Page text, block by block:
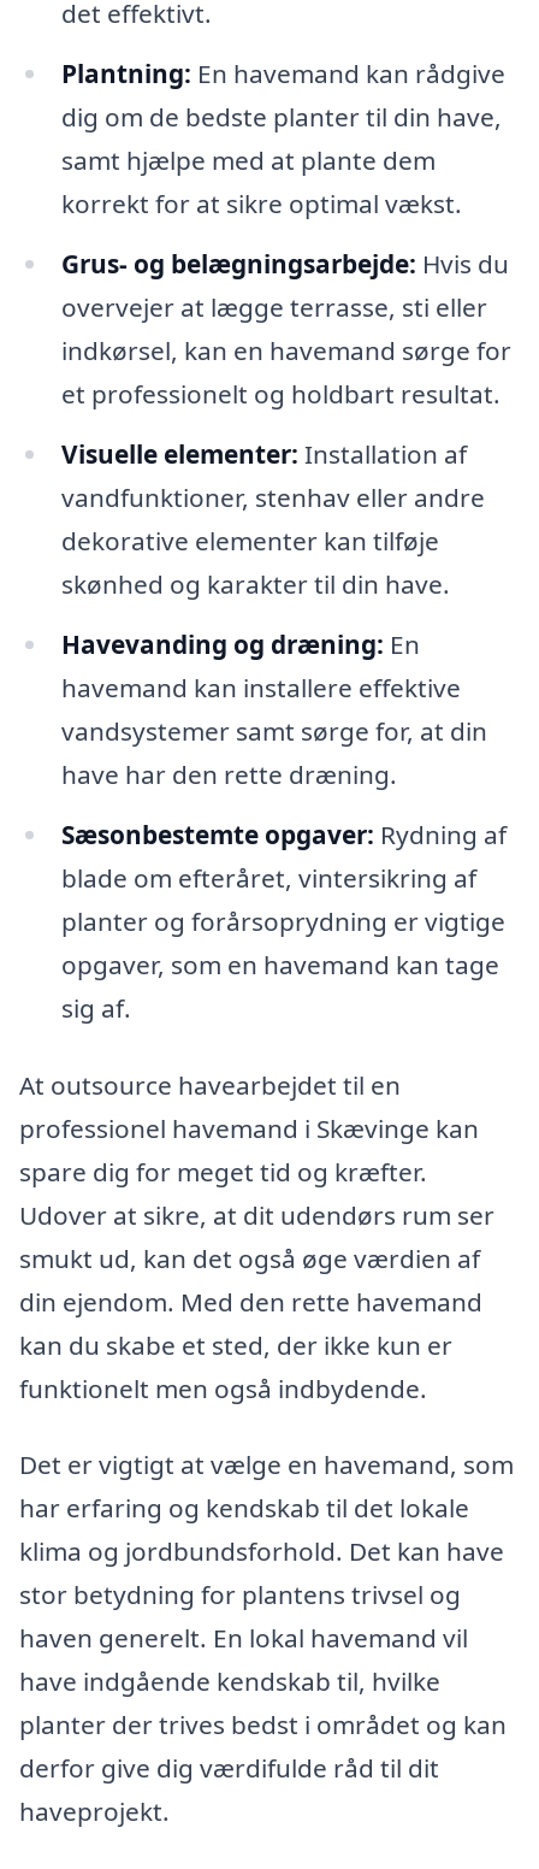
det effektivt.
Plantning: En havemand kan rådgive
dig om de bedste planter til din have,
samt hjælpe med at plante dem
korrekt for at sikre optimal vækst.
Grus- og belægningsarbejde: Hvis du
overvejer at lægge terrasse, sti eller
indkørsel, kan en havemand sørge for
et professionelt og holdbart resultat.
Visuelle elementer: Installation af
vandfunktioner, stenhav eller andre
dekorative elementer kan tilføje
skønhed og karakter til din have.
Havevanding og dræning: En
havemand kan installere effektive
vandsystemer samt sørge for, at din
have har den rette dræning.
Sæsonbestemte opgaver: Rydning af
blade om efteråret, vintersikring af
planter og forårsoprydning er vigtige
opgaver, som en havemand kan tage
sig af.
At outsource havearbejdet til en
professionel havemand i Skævinge kan
spare dig for meget tid og kræfter.
Udover at sikre, at dit udendørs rum ser
smukt ud, kan det også øge værdien af
din ejendom. Med den rette havemand
kan du skabe et sted, der ikke kun er
funktionelt men også indbydende.
Det er vigtigt at vælge en havemand, som
har erfaring og kendskab til det lokale
klima og jordbundsforhold. Det kan have
stor betydning for plantens trivsel og
haven generelt. En lokal havemand vil
have indgående kendskab til, hvilke
planter der trives bedst i området og kan
derfor give dig værdifulde råd til dit
haveprojekt.